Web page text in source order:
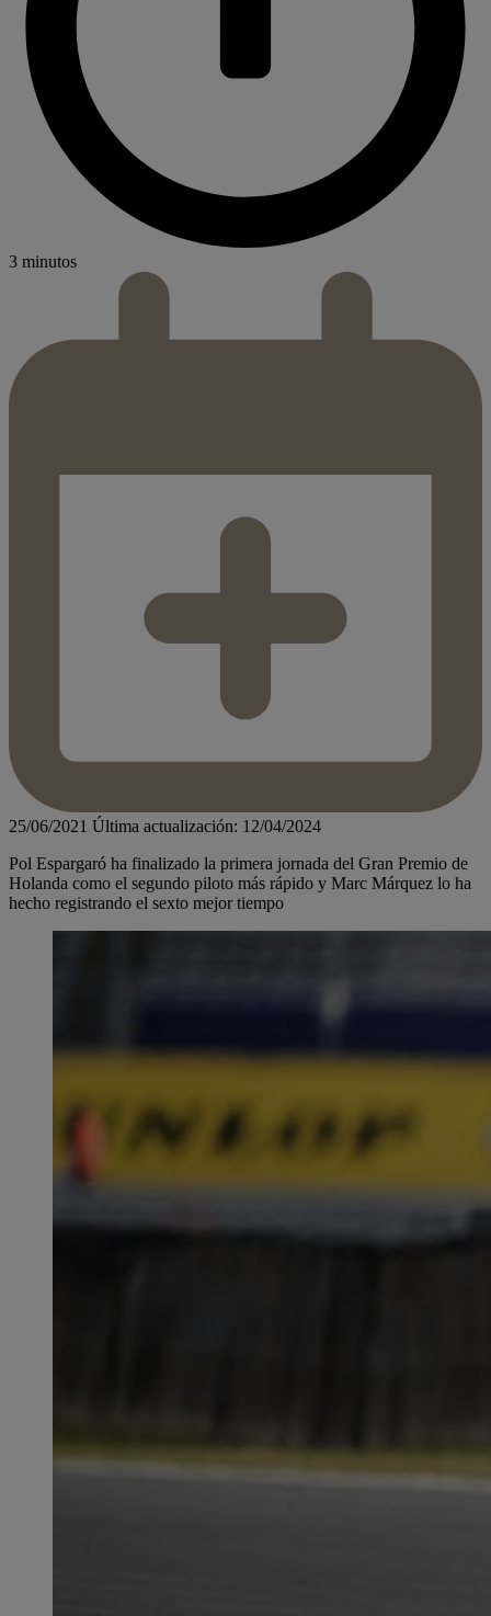
3 minutos
25/06/2021 Última actualización: 12/04/2024
Pol Espargaró ha finalizado la primera jornada del Gran Premio de
Holanda como el segundo piloto más rápido y Marc Márquez lo ha
hecho registrando el sexto mejor tiempo